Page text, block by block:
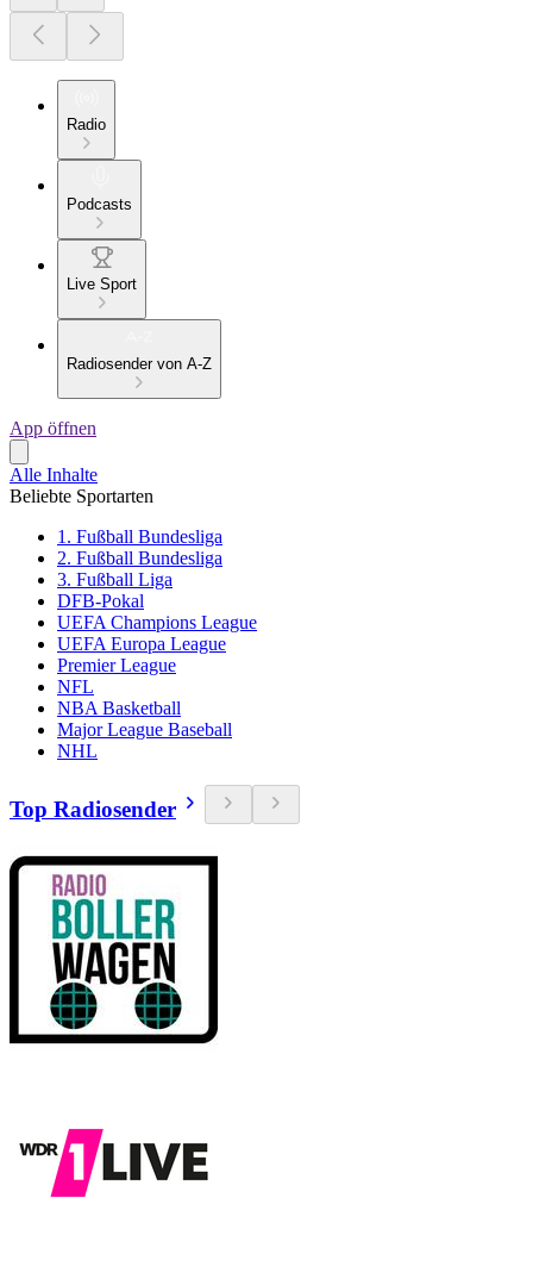
Radio
Podcasts
Live Sport
Radiosender von A-Z
App öffnen
Alle Inhalte
Beliebte Sportarten
1. Fußball Bundesliga
2. Fußball Bundesliga
3. Fußball Liga
DFB-Pokal
UEFA Champions League
UEFA Europa League
Premier League
NFL
NBA Basketball
Major League Baseball
NHL
Top Radiosender